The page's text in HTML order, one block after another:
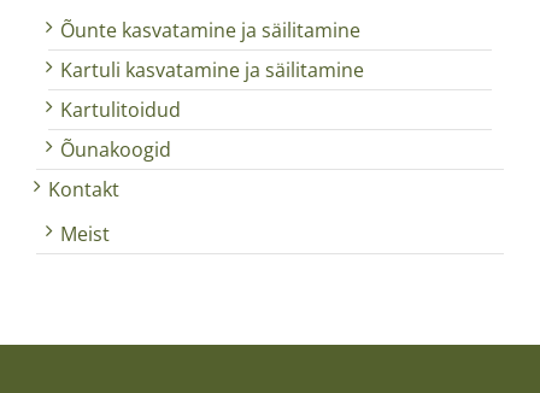
Õunte kasvatamine ja säilitamine
Kartuli kasvatamine ja säilitamine
Kartulitoidud
Õunakoogid
Kontakt
Meist